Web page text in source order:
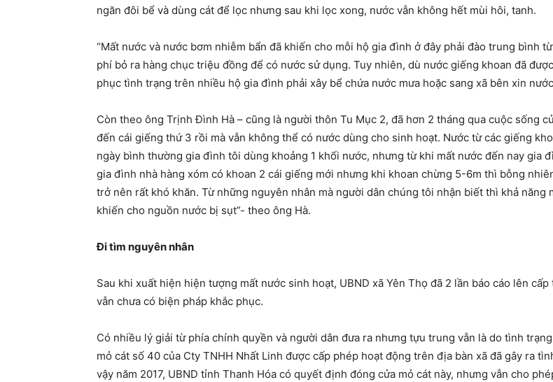
ngăn đôi bể và dùng cát để lọc nhưng sau khi lọc xong, nước vẫn không hết mùi hôi, tanh.
“Mất nước và nước bơm nhiễm bẩn đã khiến cho mỗi hộ gia đình ở đây phải đào trung bình
phí bỏ ra hàng chục triệu đồng để có nước sử dụng. Tuy nhiên, dù nước giếng khoan đã
phục tình trạng trên nhiều hộ gia đình phải xây bể chứa nước mưa hoặc sang xã bên xin
Còn theo ông Trịnh Đình Hà – cũng là người thôn Tu Mục 2, đã hơn 2 tháng qua cuộc sống
đến cái giếng thứ 3 rồi mà vẫn không thể có nước dùng cho sinh hoạt. Nước từ các giếng
ngày bình thường gia đình tôi dùng khoảng 1 khối nước, nhưng từ khi mất nước đến nay gia
gia đình nhà hàng xóm có khoan 2 cái giếng mới nhưng khi khoan chừng 5-6m thì bỗng
trở nên rất khó khăn. Từ những nguyên nhân mà người dân chúng tôi nhận biết thì khả
khiến cho nguồn nước bị sụt”- theo ông Hà.
Đi tìm nguyên nhân
Sau khi xuất hiện hiện tượng mất nước sinh hoạt, UBND xã Yên Thọ đã 2 lần báo cáo lên
vẫn chưa có biện pháp khắc phục.
Có nhiều lý giải từ phía chính quyền và người dân đưa ra nhưng tựu trung vẫn là do tình
mỏ cát số 40 của Cty TNHH Nhất Linh được cấp phép hoạt động trên địa bàn xã đã gây ra
vậy năm 2017, UBND tỉnh Thanh Hóa có quyết định đóng cửa mỏ cát này, nhưng vẫn cho